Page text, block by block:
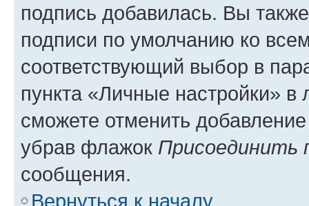
подпись добавилась. Вы
подписи по умолчанию ко
соответствующий выбор в
пункта «Личные настройки»
сможете отменить
убрав флажок Присоединить
сообщения.
Вернуться к началу